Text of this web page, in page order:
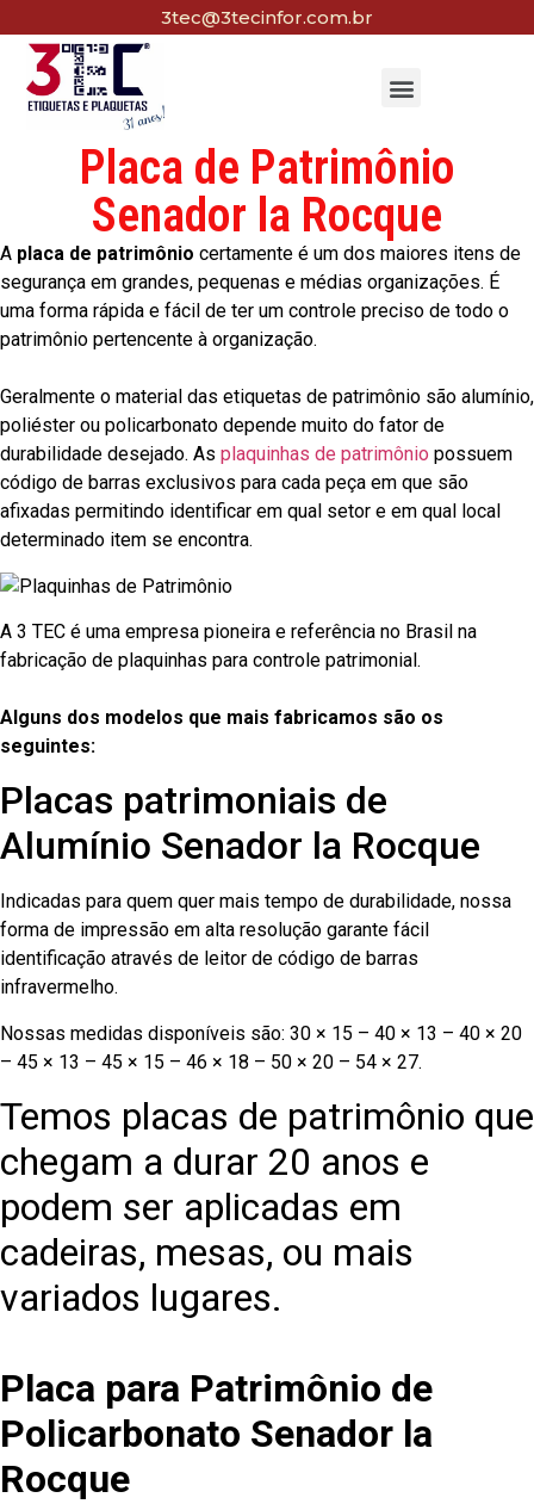
3tec@3tecinfor.com.br
Placa de Patrimônio
Senador la Rocque
A placa de patrimônio certamente é um dos maiores itens de
segurança em grandes, pequenas e médias organizações. É
uma forma rápida e fácil de ter um controle preciso de todo o
patrimônio pertencente à organização.
Geralmente o material das etiquetas de patrimônio são alumínio,
poliéster ou policarbonato depende muito do fator de
durabilidade desejado. As plaquinhas de patrimônio possuem
código de barras exclusivos para cada peça em que são
afixadas permitindo identificar em qual setor e em qual local
determinado item se encontra.
A 3 TEC é uma empresa pioneira e referência no Brasil na
fabricação de plaquinhas para controle patrimonial.
Alguns dos modelos que mais fabricamos são os
seguintes:
Placas patrimoniais de
Alumínio Senador la Rocque
Indicadas para quem quer mais tempo de durabilidade, nossa
forma de impressão em alta resolução garante fácil
identificação através de leitor de código de barras
infravermelho.
Nossas medidas disponíveis são: 30 × 15 – 40 × 13 – 40 × 20
– 45 × 13 – 45 × 15 – 46 × 18 – 50 × 20 – 54 × 27.
Temos placas de patrimônio que
chegam a durar 20 anos e
podem ser aplicadas em
cadeiras, mesas, ou mais
variados lugares.
Placa para Patrimônio de
Policarbonato Senador la
Rocque